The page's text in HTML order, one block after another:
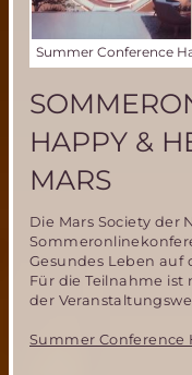
Summer Conference
HAPPY &
MARS
Die Mars Society der
Gesundes Leben auf
Für die Teilnahme
der
Summer Conference